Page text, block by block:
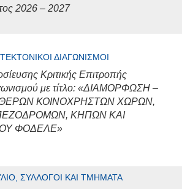
2026 – 2027
ΔΙΑΓΩΝΙΣΜΟΊ
Κριτικής Επιτροπής
με τίτλο: «ΔΙΑΜΟΡΦΩΣΗ –
ΚΟΙΝΟΧΡΗΣΤΩΝ ΧΩΡΩΝ,
ΚΗΠΩΝ ΚΑΙ
ΦΟΔΕΛΕ»
ΣΎΛΛΟΓΟΙ ΚΑΙ ΤΜΉΜΑΤΑ